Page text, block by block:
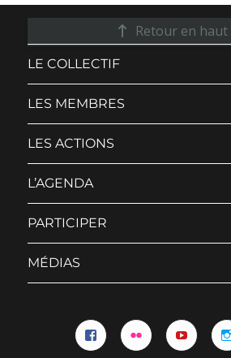
Retour en haut
LE COLLECTIF
LES MEMBRES
LES ACTIONS
L’AGENDA
PARTICIPER
MÉDIAS